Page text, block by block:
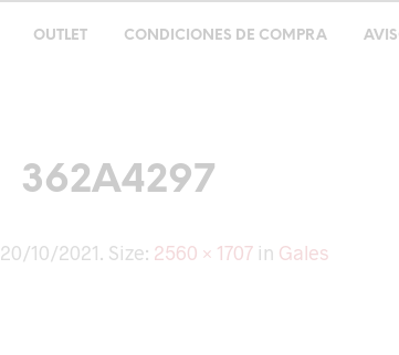
OUTLET CONDICIONES DE COMPRA
362A4297
20/10/2021. Size: 2560 × 1707 in Gales